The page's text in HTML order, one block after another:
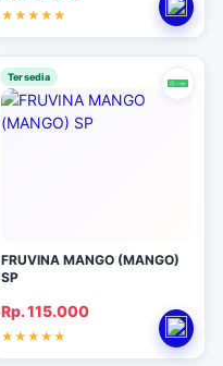
Tersedia
FRUVINA MANGO (MANGO)
SP
Rp. 115.000